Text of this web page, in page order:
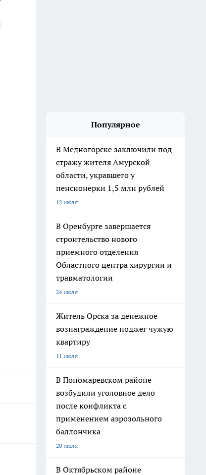
Популярное
В Медногорске заключили под
стражу жителя Амурской
области, укравшего у
пенсионерки 1,5 млн рублей
12 июля
В Оренбурге завершается
строительство нового
приемного отделения
Областного центра хирургии и
травматологии
24 июля
Житель Орска за денежное
вознаграждение поджег чужую
квартиру
11 июля
В Пономаревском районе
возбудили уголовное дело
после конфликта с
применением аэрозольного
баллончика
20 июля
В Октябрьском районе